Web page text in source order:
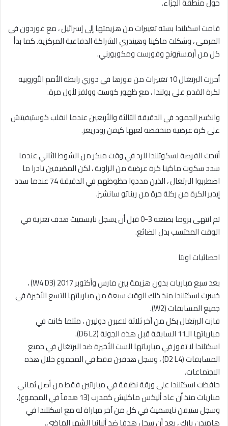
قامت اسكتلندا بستة تغييرات من هزيمتها إلى إسرائيل ، مع غوردون في
المرمى ، وشكلت ماكينا وهيندري الشراكة الدفاعية المركزية. كما بدأ
كل من أرمسترونج وفورست ومكوبورني.
أحرزت البرتغال 10 تغييرات من فوزها في دوري رابطة الأمم الأوروبية
لكرة القدم على بولندا ، مع ظهور كوست وولفز لأول مرة.
وانكسر الجمود في الدقيقة الثالثة والأربعين عندما انقلب كوستيفيتش
على كرة عرضية منخفضة لعبها كيفن رودريغز.
أتيحت الفرصة لسكوتلندا للرد في وقت مبكر من الشوط الثاني عندما
سدد سكوت ماكينا كرة عرضية من الزاوية ، لكن المضيفين نادرا ما
اضطربوا البرتغال ، الذين مددوا حظوظهم في الدقيقة 74 عندما سدد
إيدير الكرة من ركلة حرة من ريناتو سانشيز.
ثم انتهى بروما بصنعه 3-0 قبل أن يسجل نايسميث هدف تعزية في
الوقت المحتسب بدل الضائع.
احصائيات اوبتا
بعد سبع مباريات بدون هزيمة بين مارس وأكتوبر 2017 (W4 D3) ،
خسرت اسكتلندا منذ ذلك الوقت سبعة من مبارياتها التسع الأخيرة في
جميع المسابقات (W2).
فازت البرتغال بكل من آخر ثلاثة لاعبين دوليين ، مثلما كانت في
مبارياتها الـ11 السابقة قبل هذه الجولة (D6 L2).
اسكتلندا لا تفوز في مبارياتها الست الأخيرة ضد البرتغال في جميع
المسابقات (D2 L4) ، وسجل هدفين فقط في المجموع خلال هذه
الاجتماعات.
حافظت اسكتلندا على ورقة نظيفة في مباراتين فقط من أصل ثماني
مباريات منذ أن عاد أليكس ماكليش كمدرب (13 هدفاً في المجموع).
وسجل ستيفن نايسميث في كل من آخر مباراة له مع اسكتلندا في
هامبدن بارك ، بعد أن سجل هدفا ضد ألبانيا الشهر الماضي.